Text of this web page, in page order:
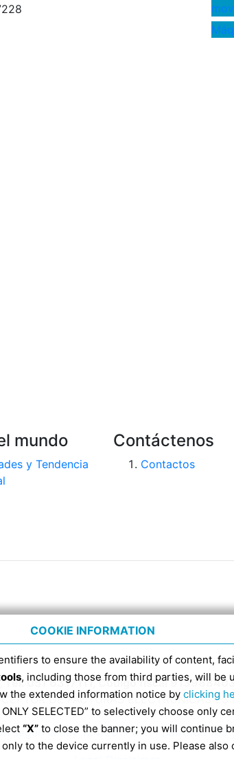
mundo
y Tendencia
Contáctenos
Contactos
Tel. 051 6317111, Código fiscal
DE FACTURAS ELECTRÓNICAS
según la Ley 124/2017 art. 1 párrafos 125
COOKIE INFORMATION
to ensure the availability of content,
, including those from third parties, will be
the extended information notice by clicking
SELECTED” to selectively choose only
“X” to close the banner; you will continue
to the device currently in use. Please also